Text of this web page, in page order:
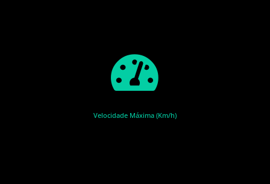
Velocidade Máxima (Km/h)